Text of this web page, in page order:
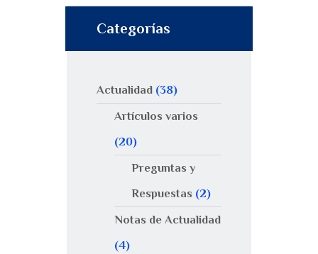
Categorías
Actualidad (38)
Artículos varios
(20)
Preguntas y
Respuestas (2)
Notas de Actualidad
(4)